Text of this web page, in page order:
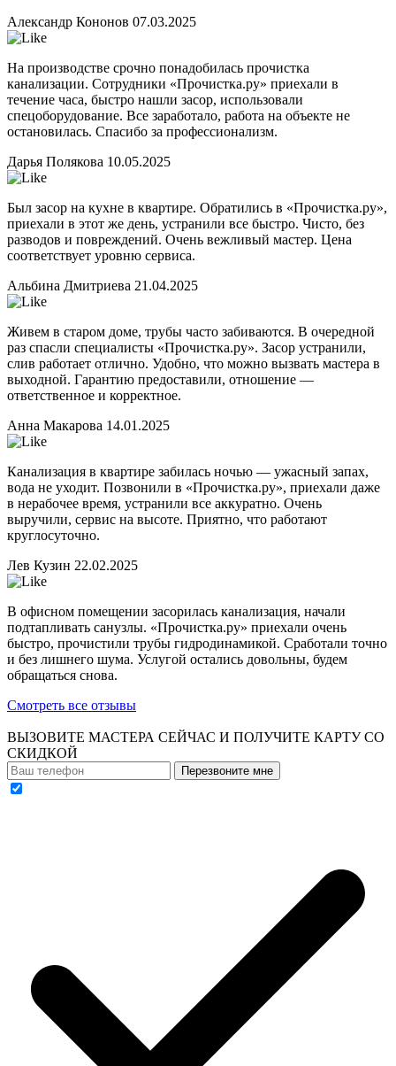
Александр Кононов 07.03.2025
На производстве срочно понадобилась прочистка
канализации. Сотрудники «Прочистка.ру» приехали в
течение часа, быстро нашли засор, использовали
спецоборудование. Все заработало, работа на объекте не
остановилась. Спасибо за профессионализм.
Дарья Полякова 10.05.2025
Был засор на кухне в квартире. Обратились в «Прочистка.ру»,
приехали в этот же день, устранили все быстро. Чисто, без
разводов и повреждений. Очень вежливый мастер. Цена
соответствует уровню сервиса.
Альбина Дмитриева 21.04.2025
Живем в старом доме, трубы часто забиваются. В очередной
раз спасли специалисты «Прочистка.ру». Засор устранили,
слив работает отлично. Удобно, что можно вызвать мастера в
выходной. Гарантию предоставили, отношение —
ответственное и корректное.
Анна Макарова 14.01.2025
Канализация в квартире забилась ночью — ужасный запах,
вода не уходит. Позвонили в «Прочистка.ру», приехали даже
в нерабочее время, устранили все аккуратно. Очень
выручили, сервис на высоте. Приятно, что работают
круглосуточно.
Лев Кузин 22.02.2025
В офисном помещении засорилась канализация, начали
подтапливать санузлы. «Прочистка.ру» приехали очень
быстро, прочистили трубы гидродинамикой. Сработали точно
и без лишнего шума. Услугой остались довольны, будем
обращаться снова.
Смотреть все отзывы
ВЫЗОВИТЕ МАСТЕРА СЕЙЧАС И ПОЛУЧИТЕ КАРТУ СО
СКИДКОЙ
Перезвоните мне